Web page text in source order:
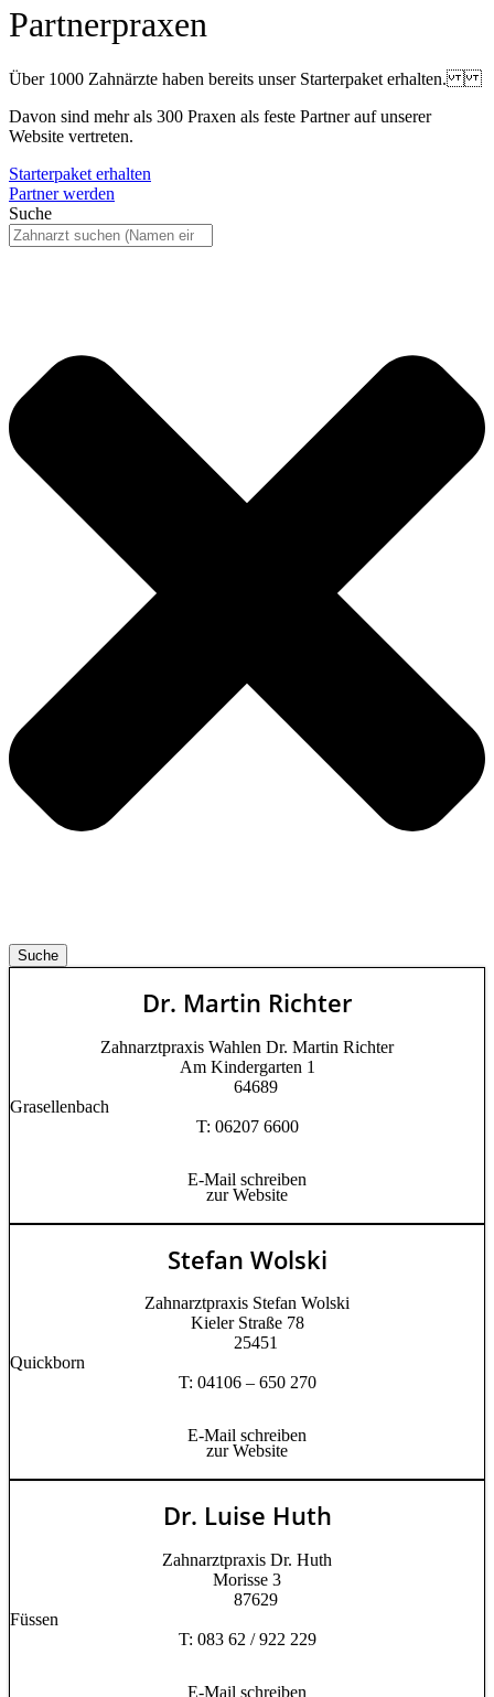
Partnerpraxen
Über 1000 Zahnärzte haben bereits unser Starterpaket erhalten.
Davon sind mehr als 300 Praxen als feste Partner auf unserer
Website vertreten.
Starterpaket erhalten
Partner werden
Suche
Suche
Dr. Martin Richter
Zahnarztpraxis Wahlen Dr. Martin Richter
Am Kindergarten 1
64689
Grasellenbach
T: 06207 6600
E-Mail schreiben
zur Website
Stefan Wolski
Zahnarztpraxis Stefan Wolski
Kieler Straße 78
25451
Quickborn
T: 04106 – 650 270
E-Mail schreiben
zur Website
Dr. Luise Huth
Zahnarztpraxis Dr. Huth
Morisse 3
87629
Füssen
T: 083 62 / 922 229
E-Mail schreiben